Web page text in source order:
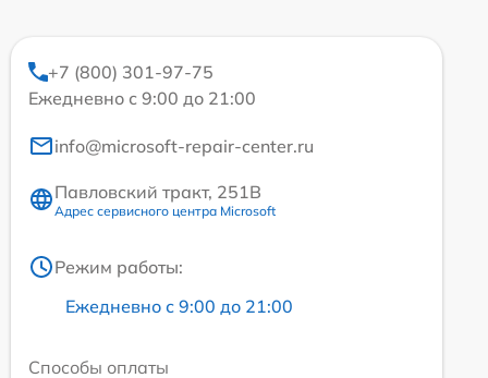
+7 (800) 301-97-75
Ежедневно с 9:00 до 21:00
info@microsoft-repair-center.ru
Павловский тракт, 251В
Адрес сервисного центра Microsoft
Режим работы:
Ежедневно с 9:00 до 21:00
Способы оплаты